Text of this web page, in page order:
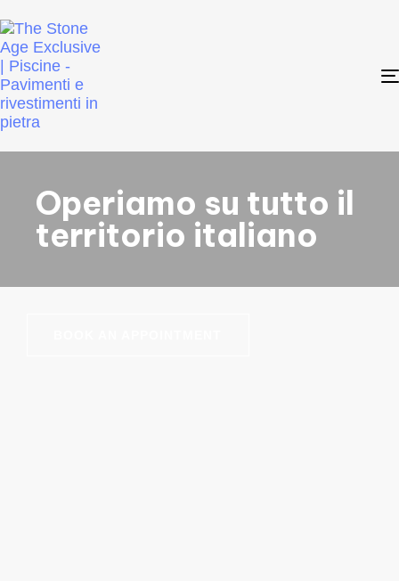
Operiamo su tutto il
territorio italiano